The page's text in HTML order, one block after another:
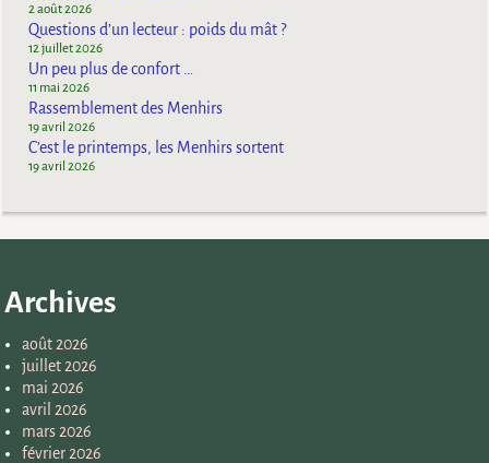
2 août 2026
Questions d’un lecteur : poids du mât ?
12 juillet 2026
Un peu plus de confort …
11 mai 2026
Rassemblement des Menhirs
19 avril 2026
C’est le printemps, les Menhirs sortent
19 avril 2026
Archives
août 2026
juillet 2026
mai 2026
avril 2026
mars 2026
février 2026